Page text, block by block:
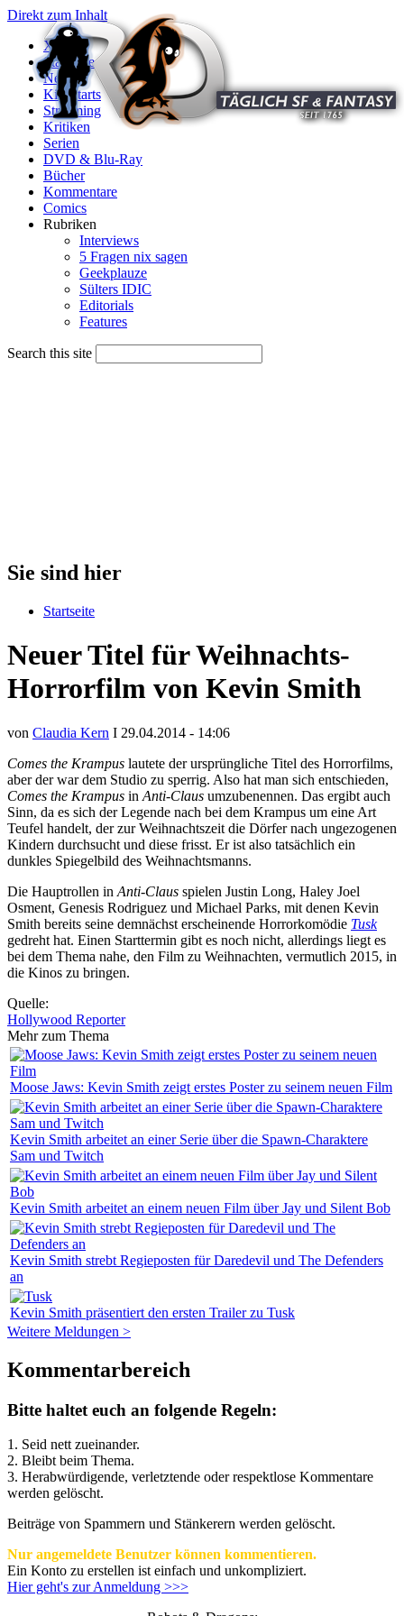
Direkt zum Inhalt
X
Startseite
News
Kinostarts
Streaming
Kritiken
Serien
DVD & Blu-Ray
Bücher
Kommentare
Comics
Rubriken
Interviews
5 Fragen nix sagen
Geekplauze
Sülters IDIC
Editorials
Features
Search this site
Sie sind hier
Startseite
Neuer Titel für Weihnachts-
Horrorfilm von Kevin Smith
von Claudia Kern I 29.04.2014 - 14:06
Comes the Krampus lautete der ursprüngliche Titel des Horrorfilms,
aber der war dem Studio zu sperrig. Also hat man sich entschieden,
Comes the Krampus in Anti-Claus umzubenennen. Das ergibt auch
Sinn, da es sich der Legende nach bei dem Krampus um eine Art
Teufel handelt, der zur Weihnachtszeit die Dörfer nach ungezogenen
Kindern durchsucht und diese frisst. Er ist also tatsächlich ein
dunkles Spiegelbild des Weihnachtsmanns.
Die Hauptrollen in Anti-Claus spielen Justin Long, Haley Joel
Osment, Genesis Rodriguez und Michael Parks, mit denen Kevin
Smith bereits seine demnächst erscheinende Horrorkomödie Tusk
gedreht hat. Einen Starttermin gibt es noch nicht, allerdings liegt es
bei dem Thema nahe, den Film zu Weihnachten, vermutlich 2015, in
die Kinos zu bringen.
Quelle:
Hollywood Reporter
Mehr zum Thema
Moose Jaws: Kevin Smith zeigt erstes Poster zu seinem neuen Film
Kevin Smith arbeitet an einer Serie über die Spawn-Charaktere
Sam und Twitch
Kevin Smith arbeitet an einem neuen Film über Jay und Silent Bob
Kevin Smith strebt Regieposten für Daredevil und The Defenders
an
Kevin Smith präsentiert den ersten Trailer zu Tusk
Weitere Meldungen >
Kommentarbereich
Bitte haltet euch an folgende Regeln:
1. Seid nett zueinander.
2. Bleibt beim Thema.
3. Herabwürdigende, verletztende oder respektlose Kommentare
werden gelöscht.
Beiträge von Spammern und Stänkerern werden gelöscht.
Nur angemeldete Benutzer können kommentieren.
Ein Konto zu erstellen ist einfach und unkompliziert.
Hier geht's zur Anmeldung >>>